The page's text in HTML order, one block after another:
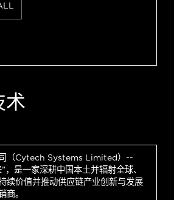
术
（Cytech Systems Limited）--
，是一家深耕中国本土并辐射全球、
续价值并推动供应链产业创新与发展
商。